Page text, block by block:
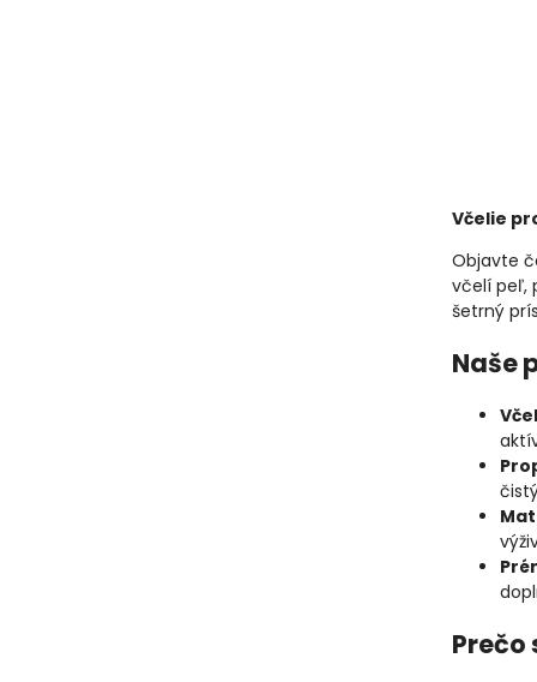
Včelie
Objavte
včelí peľ,
šetrný
Naše